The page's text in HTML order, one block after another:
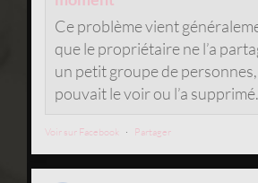
Ce problème vient
que le propriétaire ne l’a
un petit groupe de
pouvait le voir ou l’a supprimé.
Voir sur Facebook · Partager